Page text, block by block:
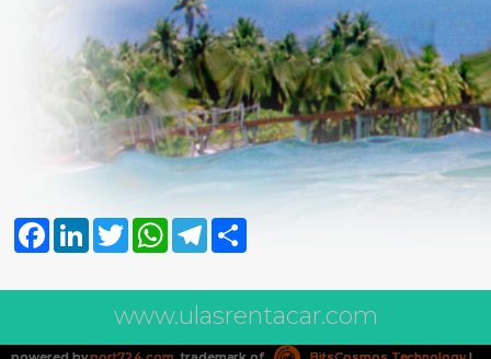
FacebookLinkedInTwitter WhatsAppTelegram
www.ulasrentacar.com